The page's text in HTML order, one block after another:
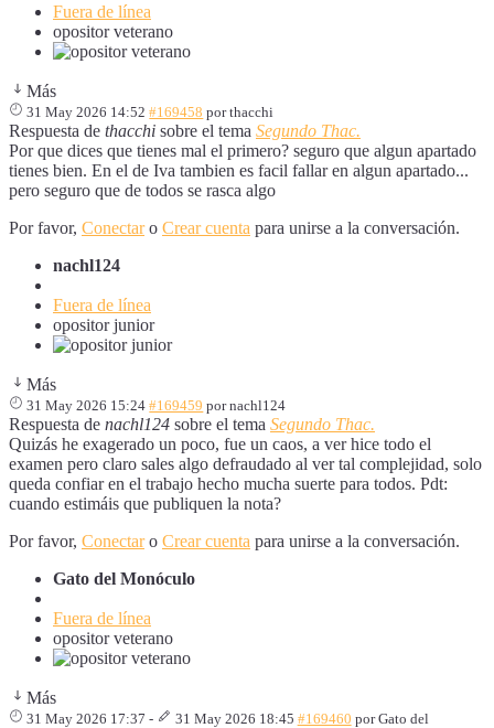
Fuera de línea
opositor veterano
Más
31 May 2026 14:52 #169458 porthacchi
Respuesta de thacchi sobre el tema Segundo Thac.
Por que dices que tienes mal el primero? seguro que algun apartado
tienes bien. En el de Iva tambien es facil fallar en algun apartado...
pero seguro que de todos se rasca algo
Por favor, Conectaro Crear cuenta para unirse a la conversación.
nachl124
Fuera de línea
opositor junior
Más
31 May 2026 15:24 #169459 pornachl124
Respuesta de nachl124 sobre el tema Segundo Thac.
Quizás he exagerado un poco, fue un caos, a ver hice todo el
examen pero claro sales algo defraudado al ver tal complejidad, solo
queda confiar en el trabajo hecho mucha suerte para todos. Pdt:
cuando estimáis que publiquen la nota?
Por favor, Conectaro Crear cuenta para unirse a la conversación.
Gato del Monóculo
Fuera de línea
opositor veterano
Más
31 May 2026 17:37 - 31 May 2026 18:45 #169460 porGato del